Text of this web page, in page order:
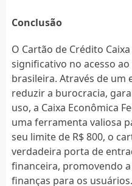
Conclusão
O Cartão de Crédito
significativo no acesso
brasileira. Através de
reduzir a burocracia,
uso, a Caixa Econômica
uma ferramenta valiosa
seu limite de R$ 800, o
verdadeira porta de
financeira, promovendo
finanças para os